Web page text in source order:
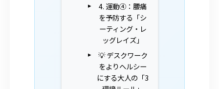
4. 運動④：腰痛
を予防する「シ
ーティング・レ
ッグレイズ」
💡 デスクワーク
をよりヘルシー
にする大人の「3